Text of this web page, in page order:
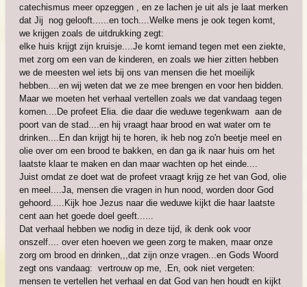
catechismus meer opzeggen , en ze lachen je uit als je laat merken
dat Jij nog gelooft......en toch....Welke mens je ook tegen komt,
we krijgen zoals de uitdrukking zegt:
elke huis krijgt zijn kruisje....Je komt iemand tegen met een ziekte,
met zorg om een van de kinderen, en zoals we hier zitten hebben
we de meesten wel iets bij ons van mensen die het moeilijk
hebben....en wij weten dat we ze mee brengen en voor hen bidden.
Maar we moeten het verhaal vertellen zoals we dat vandaag tegen
komen....De profeet Elia. die daar die weduwe tegenkwam aan de
poort van de stad....en hij vraagt haar brood en wat water om te
drinken....En dan krijgt hij te horen, ik heb nog zo'n beetje meel en
olie over om een brood te bakken, en dan ga ik naar huis om het
laatste klaar te maken en dan maar wachten op het einde....
Juist omdat ze doet wat de profeet vraagt krijg ze het van God, olie
en meel....Ja, mensen die vragen in hun nood, worden door God
gehoord.....Kijk hoe Jezus naar die weduwe kijkt die haar laatste
cent aan het goede doel geeft......
Dat verhaal hebben we nodig in deze tijd, ik denk ook voor
onszelf.... over eten hoeven we geen zorg te maken, maar onze
zorg om brood en drinken,,,dat zijn onze vragen...en Gods Woord
zegt ons vandaag: vertrouw op me, .En, ook niet vergeten:
mensen te vertellen het verhaal en dat God van hen houdt en kijkt